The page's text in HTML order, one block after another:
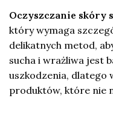
Oczyszczanie skóry
który wymaga
delikatnych metod,
sucha i wrażliwa jest
uszkodzenia, dlatego
produktów, które nie